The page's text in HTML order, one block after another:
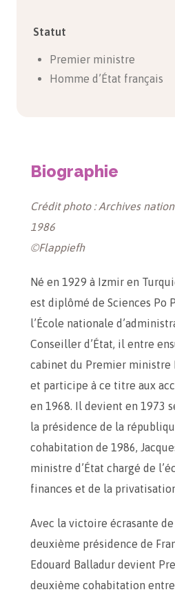
Statut
Premier ministre
Homme d’État français
Biographie
Crédit photo : Archives
1986
©Flappiefh
Né en 1929 à Izmir en
est diplômé de Sciences Po
l’École nationale
Conseiller d’État, il entre
cabinet du Premier ministre
et participe à ce titre aux
en 1968. Il devient en 1973
la présidence de la
cohabitation de 1986,
ministre d’État chargé de
finances et de la
Avec la victoire écrasante
deuxième présidence de
Edouard Balladur devient
deuxième cohabitation